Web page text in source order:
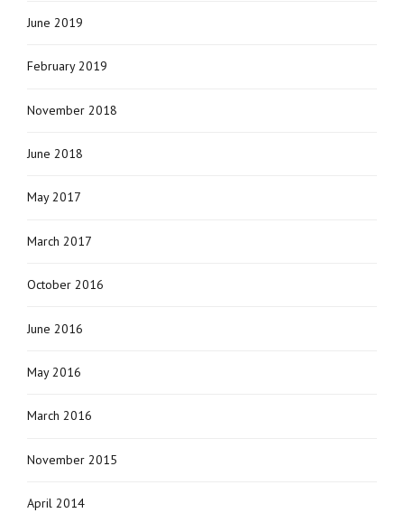
June 2019
February 2019
November 2018
June 2018
May 2017
March 2017
October 2016
June 2016
May 2016
March 2016
November 2015
April 2014